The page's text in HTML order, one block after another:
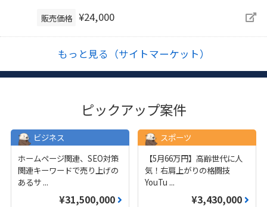
販売価格 ¥24,000
もっと見る（サイトマーケット）
ピックアップ案件
ビジネス
ホームページ関連、SEO対策
関連キーワードで売り上げの
あるサ ...
¥31,500,000
スポーツ
【5月66万円】高齢世代に人
気！右肩上がりの格闘技
YouTu ...
¥3,430,000